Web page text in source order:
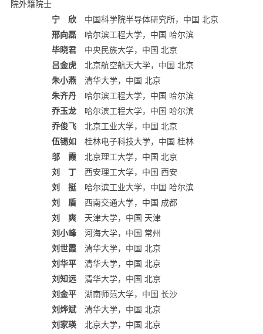
院外籍院士
宁 欣 中国科学院半导体研究所，中国 北京
邢向磊 哈尔滨工程大学，中国 哈尔滨
毕晓君 中央民族大学，中国 北京
吕金虎 北京航空航天大学，中国 北京
朱小燕 清华大学，中国 北京
朱齐丹 哈尔滨工程大学，中国 哈尔滨
乔玉龙 哈尔滨工程大学，中国 哈尔滨
乔俊飞 北京工业大学，中国 北京
伍锡如
桂林电子科技大学，中国 桂林
邬 霞 北京理工大学，中国 北京
刘 丁 西安理工大学，中国 西安
刘 挺 哈尔滨工业大学，中国 哈尔滨
刘 盾 西南交通大学，中国 成都
刘 爽 天津大学，中国 天津
刘小峰 河海大学，中国 常州
刘世霞 清华大学，中国 北京
刘华平 清华大学，中国 北京
刘知远 清华大学，中国 北京
刘金平 湖南师范大学，中国 长沙
刘烨斌 清华大学，中国 北京
刘家瑛 北京大学，中国 北京